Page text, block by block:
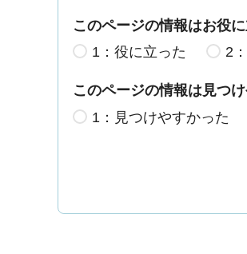
このページの情報はお役
1：役に立った
2
このページの情報は見つ
1：見つけやすかった